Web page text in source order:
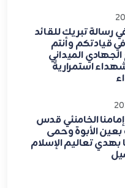
رسالة تبريك للقائد
في قيادتكم وأنتم
الميداني
استمراريةً
الخامنئي قدس
الأبوة وحمى
تعاليم الإسلام